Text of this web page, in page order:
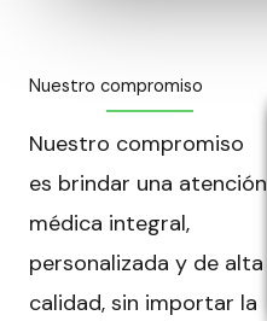
Nuestro compromiso
Nuestro compromiso
es brindar una atención
médica integral,
personalizada y de alta
calidad, sin importar la